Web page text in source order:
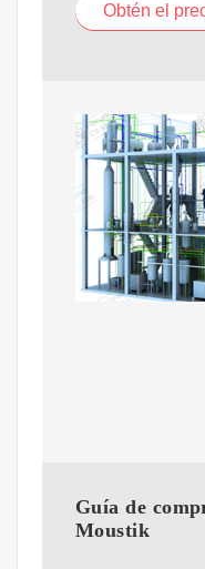
Obtén el
Guía de
Moustik